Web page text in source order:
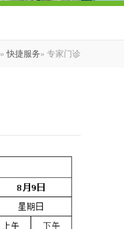
»快捷服务» 专家门诊